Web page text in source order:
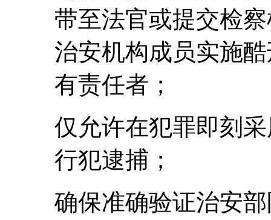
带至法官或提交检
治安机构成员实施
有责任者；
仅允许在犯罪即刻
行犯逮捕；
确保准确验证治安